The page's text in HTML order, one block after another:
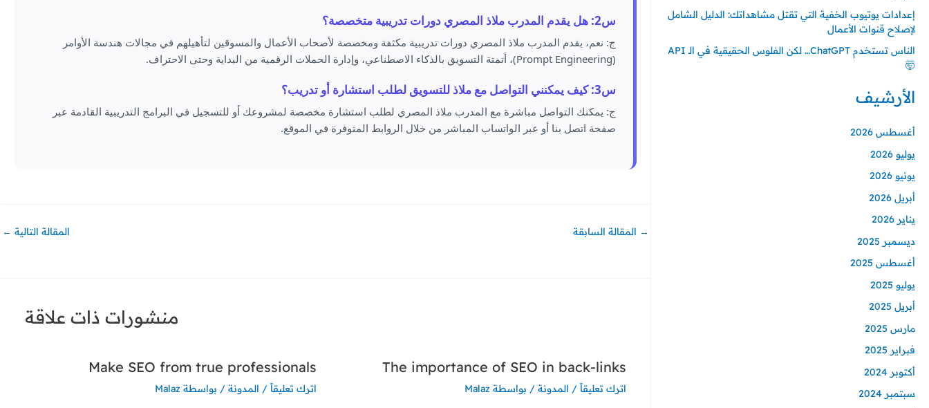
إعدادات يوتيوب الخفية التي تقتل مشاهداتك: الدليل الشامل
لإصلاح قنوات الأعمال
الناس تستخدم ChatGPT… لكن الفلوس الحقيقية في الـ API
🤯
الأرشيف
أغسطس 2026
يوليو 2026
يونيو 2026
أبريل 2026
يناير 2026
ديسمبر 2025
أغسطس 2025
يوليو 2025
أبريل 2025
مارس 2025
فبراير 2025
أكتوبر 2024
سبتمبر 2024
س2: هل يقدم المدرب ملاذ المصري دورات تدريبية متخصصة؟
ج: نعم، يقدم المدرب ملاذ المصري دورات تدريبية مكثفة ومخصصة لأصحاب الأعمال والمسوقين لتأهيلهم في مجالات هندسة الأوامر
(Prompt Engineering)، أتمتة التسويق بالذكاء الاصطناعي، وإدارة الحملات الرقمية من البداية وحتى الاحتراف.
س3: كيف يمكنني التواصل مع ملاذ للتسويق لطلب استشارة أو تدريب؟
ج: يمكنك التواصل مباشرة مع المدرب ملاذ المصري لطلب استشارة مخصصة لمشروعك أو للتسجيل في البرامج التدريبية القادمة عبر
صفحة اتصل بنا أو عبر الواتساب المباشر من خلال الروابط المتوفرة في الموقع.
→ المقالة السابقة المقالة التالية ←
منشورات ذات علاقة
The importance of SEO in back-links
اترك تعليقاً / المدونة / بواسطة Malaz
Make SEO from true professionals
اترك تعليقاً / المدونة/ بواسطة Malaz